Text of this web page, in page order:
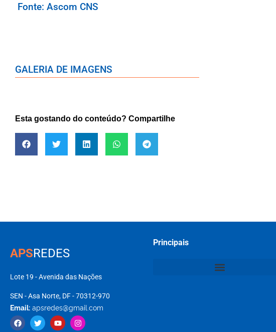
Fonte: Ascom CNS
GALERIA DE IMAGENS
Esta gostando do conteúdo? Compartilhe
APSREDES
Lote 19 - Avenida das Nações
SEN - Asa Norte, DF - 70312-970
Email: apsredes@gmail.com
Principais